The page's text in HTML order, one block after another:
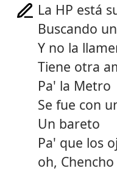
La HP está
Buscando
Y no la
Tiene otra
Pa' la Metro
Se fue con
Un bareto
Pa' que los
oh,